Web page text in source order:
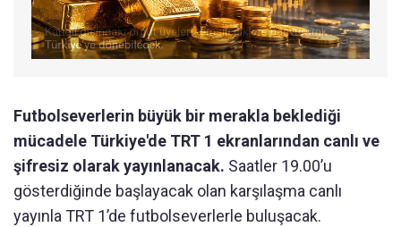
Futbolseverlerin büyük bir merakla beklediği
mücadele Türkiye'de TRT 1 ekranlarından canlı ve
şifresiz olarak yayınlanacak. Saatler 19.00’u
gösterdiğinde başlayacak olan karşılaşma canlı
yayınla TRT 1’de futbolseverlerle buluşacak.